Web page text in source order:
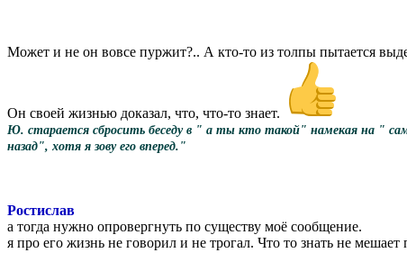
Может и не он вовсе пуржит?.. А кто-то из толпы пытается
Он своей жизнью доказал, что, что-то знает.
Ю. старается сбросить беседу в " а ты кто такой" намекая на "
назад", хотя я зову его вперед."
Ростислав
а тогда нужно опровергнуть по существу моё сообщение.
я про его жизнь не говорил и не трогал. Что то знать не мешает